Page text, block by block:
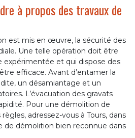
à propos des travaux de
est mis en œuvre, la sécurité des
Une telle opération doit être
expérimentée et qui dispose des
efficace. Avant d’entamer la
un désamiantage et un
L’évacuation des gravats
Pour une démolition de
adressez-vous à Tours, dans
de démolition bien reconnue dans